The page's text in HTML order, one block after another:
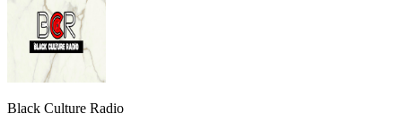
Black Culture Radio